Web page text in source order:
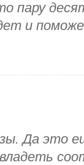
пару
и
Да это